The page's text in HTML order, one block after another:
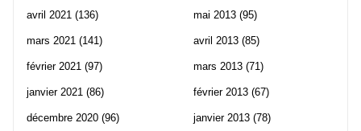
avril 2021 (136)
mars 2021 (141)
février 2021 (97)
janvier 2021 (86)
décembre 2020 (96)
mai 2013 (95)
avril 2013 (85)
mars 2013 (71)
février 2013 (67)
janvier 2013 (78)